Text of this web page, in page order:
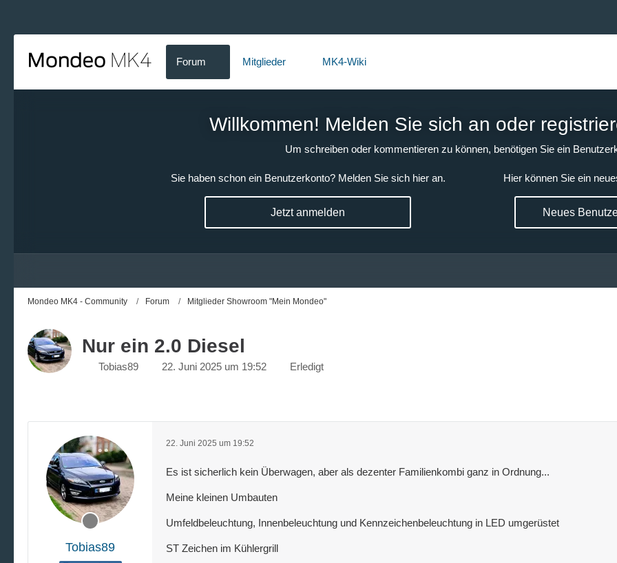
Forum Mitglieder MK4-Wiki
Willkommen! Melden Sie sich an oder
Um schreiben oder kommentieren zu können, benötigen Sie ein
Sie haben schon ein Benutzerkonto? Melden Sie sich hier an.
Jetzt anmelden
Hier können Sie ein
Neues
Mondeo MK4 - Community Forum Mitglieder Showroom "Mein Mondeo"
Nur ein 2.0 Diesel
Tobias89 22. Juni 2025 um 19:52 Erledigt
Tobias89
22. Juni 2025 um 19:52
Es ist sicherlich kein Überwagen, aber als dezenter Familienkombi ganz in Ordnung...
Meine kleinen Umbauten
Umfeldbeleuchtung, Innenbeleuchtung und Kennzeichenbeleuchtung in LED umgerüstet
ST Zeichen im Kühlergrill